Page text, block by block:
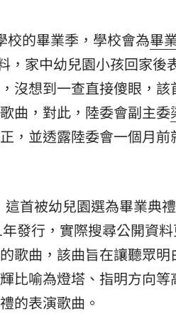
校的畢業季，學校會為畢
，家中幼兒園小孩回家
沒想到一查直接傻眼，
曲，對此，陸委會副主委
，並透露陸委會一個月
首被幼兒園選為畢業典
發行，實際搜尋公開資
歌曲，該曲旨在讓聽眾
比喻為燈塔、指明方向
的表演歌曲。